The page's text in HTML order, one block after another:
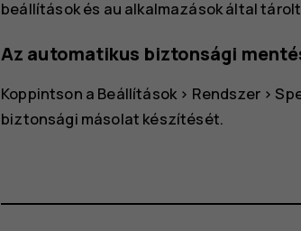
beállítások és au alkalmazások által
Az automatikus biztonsági
Koppintson a Beállítások> Rendszer>
biztonsági másolat készítését.